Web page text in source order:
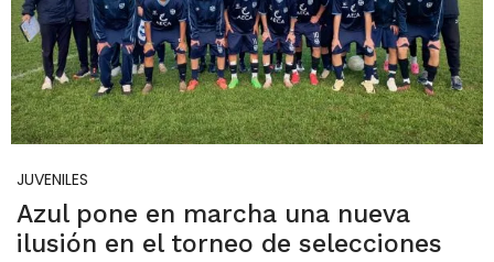
JUVENILES
Azul pone en marcha una nueva
ilusión en el torneo de selecciones